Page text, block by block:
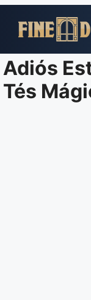
para
conteúdo
Adiós
Tés